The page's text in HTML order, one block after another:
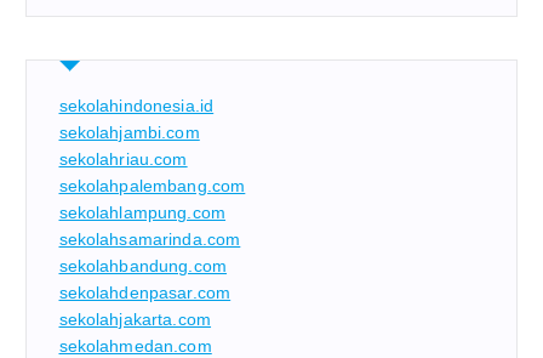
sekolahindonesia.id
sekolahjambi.com
sekolahriau.com
sekolahpalembang.com
sekolahlampung.com
sekolahsamarinda.com
sekolahbandung.com
sekolahdenpasar.com
sekolahjakarta.com
sekolahmedan.com